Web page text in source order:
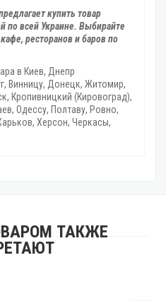
купить товар
по всей Украине. Выбирайте
ресторанов и баров по
в Киев, Днепр
Винницу, Донецк‎, Житомир,
Кропивницкий‎ (Кировоград),
Одессу, Полтаву, Ровно,
Херсон‎, Черкасы,
ТАКЖЕ